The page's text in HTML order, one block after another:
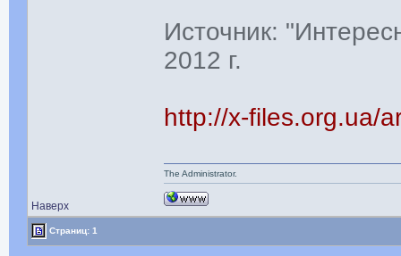
Источник:
2012 г.
http://x-files.org.ua/
Наверх
The Administrator.
Страниц: 1